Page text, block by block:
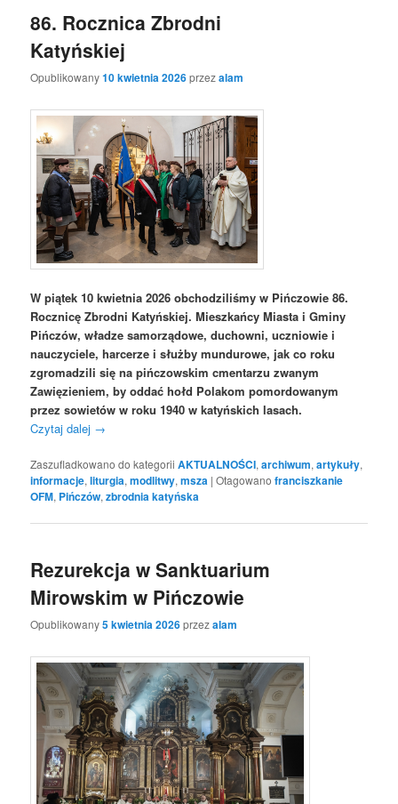
86. Rocznica Zbrodni
Katyńskiej
Opublikowany10 kwietnia 2026przezalam
W piątek 10 kwietnia 2026 obchodziliśmy w Pińczowie 86.
Rocznicę Zbrodni Katyńskiej. Mieszkańcy Miasta i Gminy
Pińczów, władze samorządowe, duchowni, uczniowie i
nauczyciele, harcerze i służby mundurowe, jak co roku
zgromadzili się na pińczowskim cmentarzu zwanym
Zawięzieniem, by oddać hołd Polakom pomordowanym
przez sowietów w roku 1940 w katyńskich lasach.
Czytaj dalej →
Zaszufladkowano do kategorii AKTUALNOŚCI,archiwum,artykuły,
informacje,liturgia,modlitwy,msza |Otagowano franciszkanie
OFM, Pińczów,zbrodnia katyńska
Rezurekcja w Sanktuarium
Mirowskim w Pińczowie
Opublikowany5 kwietnia 2026przezalam